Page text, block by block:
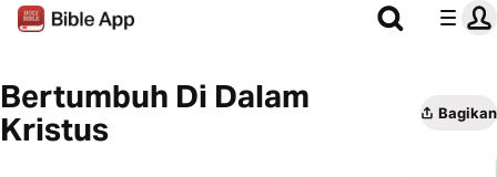
Bertumbuh Di Dalam
Kristus
Bagikan